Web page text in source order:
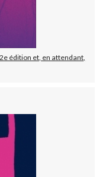
édition et, en attendant,